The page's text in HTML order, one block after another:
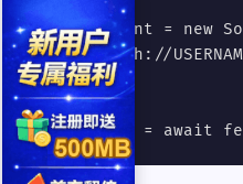
const agent = new
"socks5h://
);
const res = await